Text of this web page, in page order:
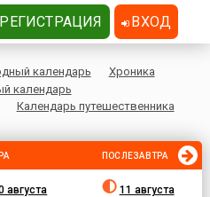
календарь
Хроника
календарь
Календарь путешественника
августа
ПОСЛЕЗАВТРА
11 августа
РЕГИСТРАЦИЯ ВХОД